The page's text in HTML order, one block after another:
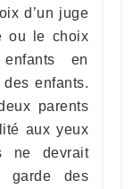
d’un juge
ou le choix
en
enfants.
parents
aux yeux
ne devrait
garde des